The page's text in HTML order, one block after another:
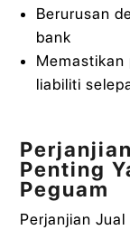
Berurusan
bank
Memastikan
liabiliti
Penting
Peguam
Perjanjian